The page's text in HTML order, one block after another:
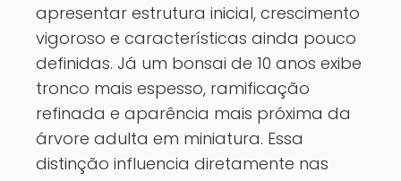
apresentar estrutura inicial, crescimento
vigoroso e características ainda pouco
definidas. Já um bonsai de 10 anos exibe
tronco mais espesso, ramificação
refinada e aparência mais próxima da
árvore adulta em miniatura. Essa
distinção influencia diretamente nas